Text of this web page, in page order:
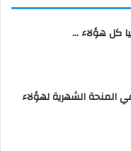
كل هؤلاء …
المنحة الشهرية لهؤلاء